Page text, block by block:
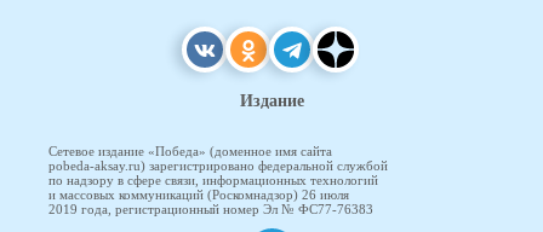
Издание
Сетевое издание «Победа» (доменное имя сайта
pobeda-aksay.ru) зарегистрировано федеральной службой
по надзору в сфере связи, информационных технологий
и массовых коммуникаций (Роскомнадзор) 26 июля
2019 года, регистрационный номер Эл № ФС77-76383